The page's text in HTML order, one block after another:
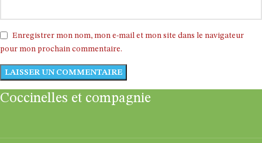
Enregistrer mon nom, mon e-mail et mon site dans le navigateur
pour mon prochain commentaire.
Coccinelles et compagnie